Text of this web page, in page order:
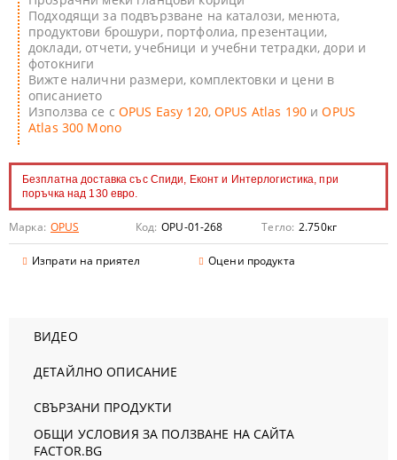
Подходящи за подвързване на каталози, менюта,
продуктови брошури, портфолиа, презентации,
доклади, отчети, учебници и учебни тетрадки, дори и
фотокниги
Вижте налични размери, комплектовки и цени в
описанието
Използва се с OPUS Easy 120,OPUS Atlas 190 иOPUS
Atlas 300 Mono
Безплатна доставка със Спиди, Еконт и Интерлогистика, при
поръчка над 130 евро.
Марка: OPUS Код: OPU-01-268 Тегло: 2.750кг
Изпрати на приятел Оцени продукта
ВИДЕО
ДЕТАЙЛНО ОПИСАНИЕ
СВЪРЗАНИ ПРОДУКТИ
ОБЩИ УСЛОВИЯ ЗА ПОЛЗВАНЕ НА САЙТА
FACTOR.BG